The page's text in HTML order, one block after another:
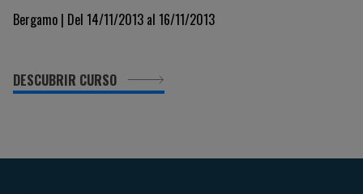
Bergamo | Del 14/11/2013 al 16/11/2013
DESCUBRIR CURSO